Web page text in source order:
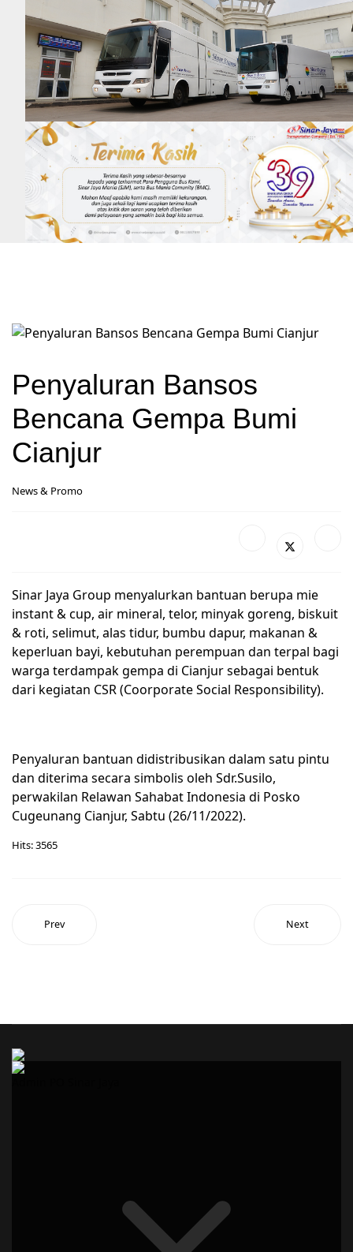
Penyaluran Bansos
Bencana Gempa Bumi
Cianjur
News & Promo
Sinar Jaya Group menyalurkan bantuan berupa mie
instant & cup, air mineral, telor, minyak goreng, biskuit
& roti, selimut, alas tidur, bumbu dapur, makanan &
keperluan bayi, kebutuhan perempuan dan terpal bagi
warga terdampak gempa di Cianjur sebagai bentuk
dari kegiatan CSR (Coorporate Social Responsibility).
Penyaluran bantuan didistribusikan dalam satu pintu
dan diterima secara simbolis oleh Sdr.Susilo,
perwakilan Relawan Sahabat Indonesia di Posko
Cugeunang Cianjur, Sabtu (26/11/2022).
Hits: 3565
Prev Next